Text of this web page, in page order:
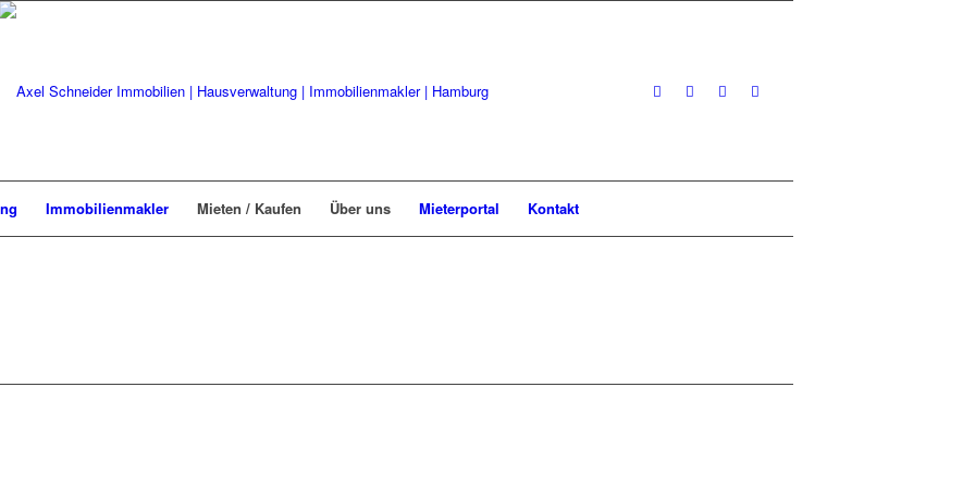
Immobilienmakler Mieten / Kaufen Über uns Mieterportal Kontakt